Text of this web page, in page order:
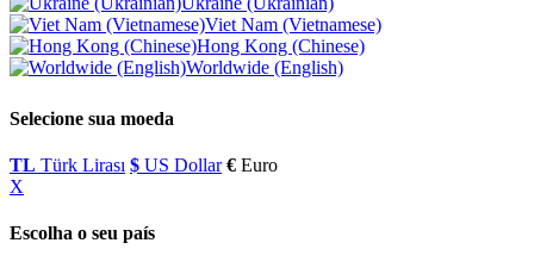
Viet Nam (Vietnamese)
Hong Kong (Chinese)
Worldwide (English)
Selecione sua moeda
TL Türk Lirası $ US Dollar € Euro
X
Escolha o seu país